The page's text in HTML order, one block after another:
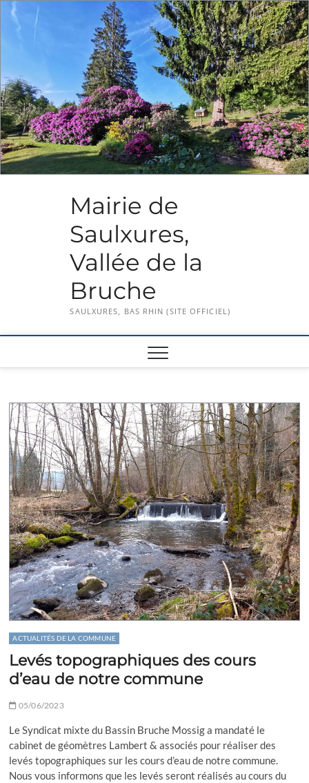
Skip
Mairie de
Saulxures,
Vallée de la
Bruche
SAULXURES, BAS RHIN (SITE OFFICIEL)
ACTUALITÉS DE LA COMMUNE
Levés topographiques des cours
d’eau de notre commune
05/06/2023
Le Syndicat mixte du Bassin Bruche Mossig a mandaté le
cabinet de géomètres Lambert & associés pour réaliser des
levés topographiques sur les cours d’eau de notre commune.
Nous vous informons que les levés seront réalisés au cours du